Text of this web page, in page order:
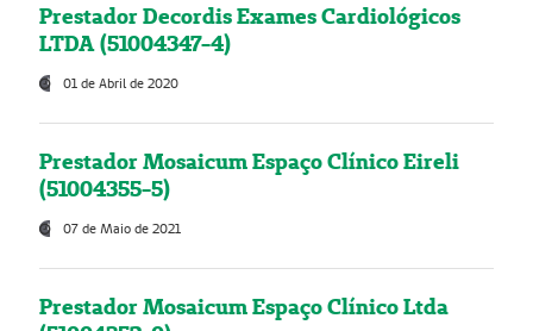
Prestador Decordis Exames Cardiológicos
LTDA (51004347-4)
01 de Abril de 2020
Prestador Mosaicum Espaço Clínico Eireli
(51004355-5)
07 de Maio de 2021
Prestador Mosaicum Espaço Clínico Ltda